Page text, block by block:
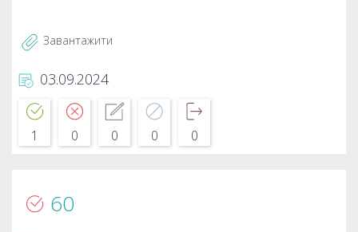
Завантажити
03.09.2024
1 0 0 0 0
60